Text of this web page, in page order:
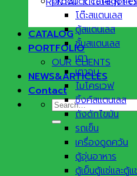
CATALOG
PORTFOLIO
OUR CLIENTS
NEWS&ARTICLES
Contact
Search
for:
โต๊ะสแตนเลส
ตู้สแตนเลส
ชั้นสแตนเลส
เตา
เตาอบ
ไมโครเวฟ
ซิ้งค์สแตนเลส
ถังดักไขมัน
รถเข็น
เครื่องดูดควัน
ตู้อุ่นอาหาร
ตู้เย็นตู้แช่และตู้